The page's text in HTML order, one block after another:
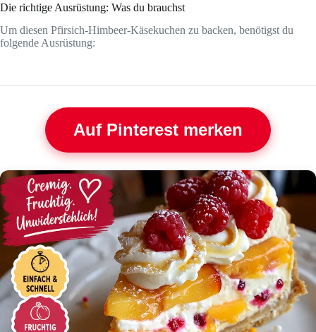
Die richtige Ausrüstung: Was du brauchst
Um diesen Pfirsich-Himbeer-Käsekuchen zu backen, benötigst du
folgende Ausrüstung:
Auf Pinterest merken